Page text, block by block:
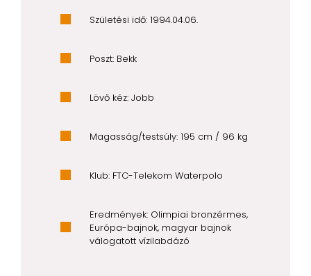
Születési idő: 1994.04.06.
Poszt: Bekk
Lövő kéz: Jobb
Magasság/testsúly: 195 cm / 96 kg
Klub: FTC-Telekom Waterpolo
Eredmények: Olimpiai bronzérmes,
Európa-bajnok, magyar bajnok
válogatott vízilabdázó